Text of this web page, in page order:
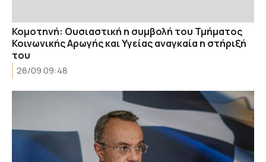
Κομοτηνή: Ουσιαστική η συμβολή του Τμήματος
Κοινωνικής Αρωγής και Υγείας αναγκαία η στήριξή
του
28/09 09:48